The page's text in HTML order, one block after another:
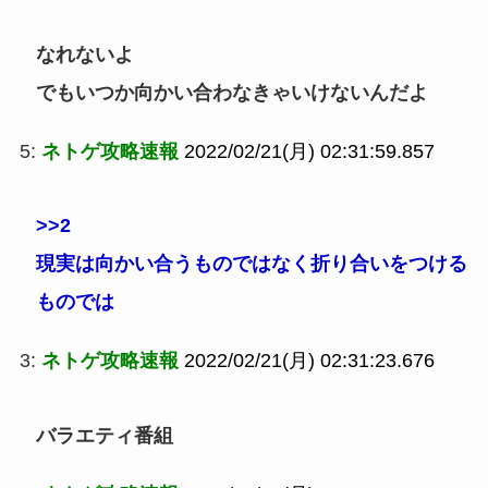
なれないよ
でもいつか向かい合わなきゃいけないんだよ
5: ネトゲ攻略速報 2022/02/21(月) 02:31:59.857
>>2
現実は向かい合うものではなく折り合いをつける
ものでは
3: ネトゲ攻略速報 2022/02/21(月) 02:31:23.676
バラエティ番組